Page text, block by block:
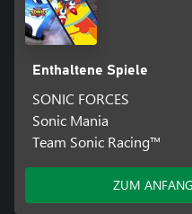
Enthaltene Spiele
SONIC FORCES
Sonic Mania
Team Sonic Racing™
ZUM